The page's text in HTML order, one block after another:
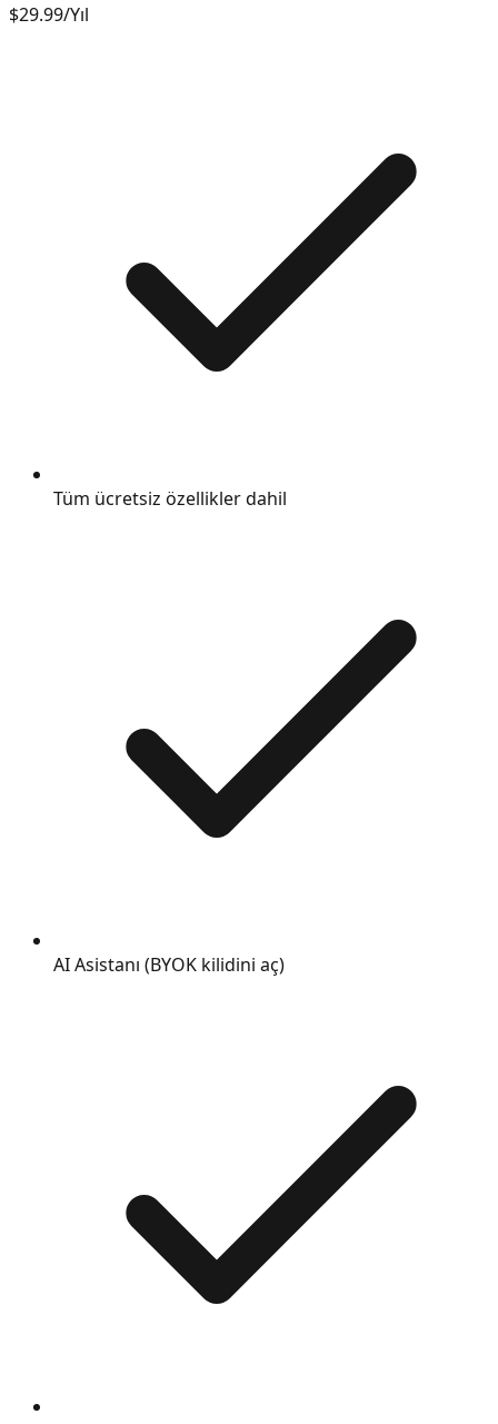
$29.99/Yıl
Tüm ücretsiz özellikler dahil
AI Asistanı (BYOK kilidini aç)